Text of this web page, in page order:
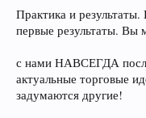
Практика и
первые результаты. Вы
с нами НАВСЕГДА
актуальные торговые
задумаются другие!